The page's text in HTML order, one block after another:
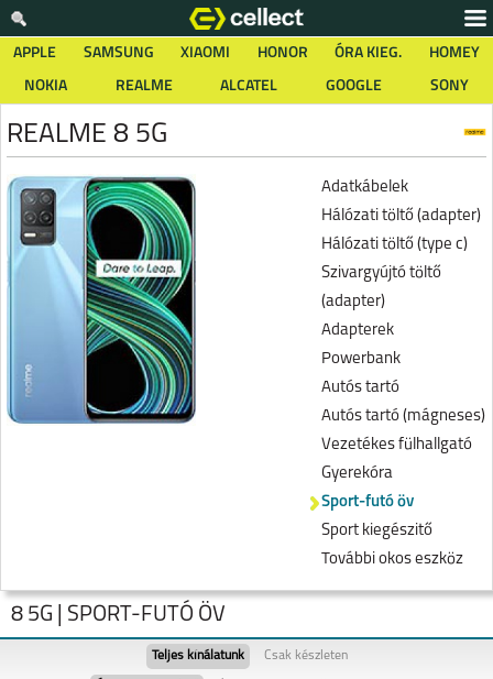
APPLE SAMSUNG XIAOMI HONOR ÓRA KIEG.
HOMEY
NOKIA
REALME ALCATEL GOOGLE SONY
REALME 8 5G
Adatkábelek
Hálózati töltő (adapter)
Hálózati töltő (type c)
Szivargyújtó töltő
(adapter)
Adapterek
Powerbank
Autós tartó
Autós tartó (mágneses)
Vezetékes fülhallgató
Gyerekóra
Sport-futó öv
Sport kiegészitő
További okos eszköz
8 5G | SPORT-FUTÓ ÖV
Teljes kínálatunk Csak készleten